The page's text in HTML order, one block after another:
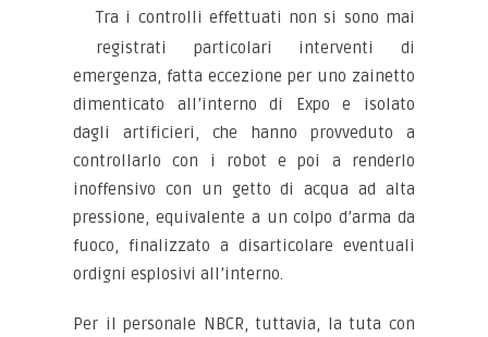
Tra i controlli effettuati non si sono mai
registrati particolari interventi di
emergenza, fatta eccezione per uno zainetto
dimenticato all’interno di Expo e isolato
dagli artificieri, che hanno provveduto a
controllarlo con i robot e poi a renderlo
inoffensivo con un getto di acqua ad alta
pressione, equivalente a un colpo d’arma da
fuoco, finalizzato a disarticolare eventuali
ordigni esplosivi all’interno.
Per il personale NBCR, tuttavia, la tuta con